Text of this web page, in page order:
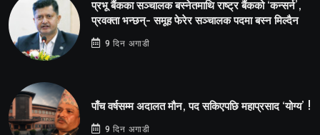
प्रभू बैंकका सञ्चालक बस्नेतमाथि राष्ट्र बैंकको ‘कन्सर्न’,
प्रवक्ता भन्छन्- समूह फेरेर सञ्चालक पदमा बस्न मिल्दैन
9 दिन अगाडी
पाँच वर्षसम्म अदालत मौन, पद सकिएपछि महाप्रसाद ‘योग्य’ !
9 दिन अगाडी